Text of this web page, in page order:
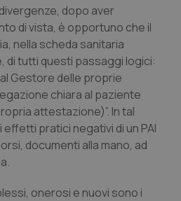
dopo aver
di vista, è opportuno che il
nella scheda sanitaria
di tutti questi passaggi logici:
Gestore delle proprie
chiara al paziente
attestazione)”. In tal
effetti pratici negativi di un PAI
documenti alla mano, ad
onerosi e nuovi sono i